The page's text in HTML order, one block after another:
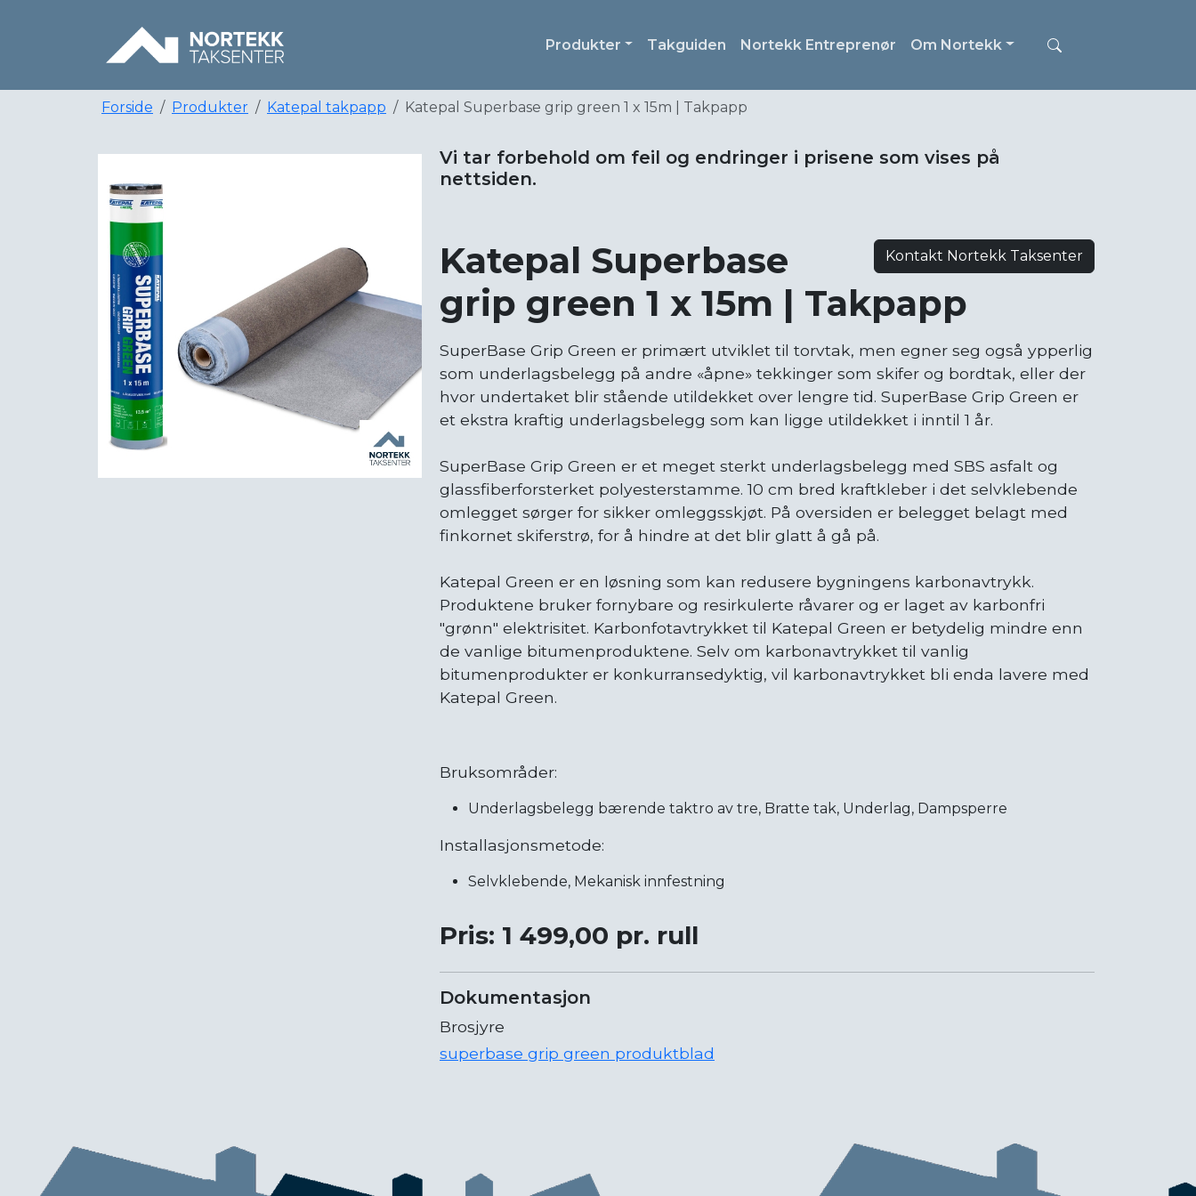
Produkter Takguiden Nortekk Entreprenør Om Nortekk
Forside Produkter Katepal takpapp Katepal Superbase grip green 1 x 15m | Takpapp
Vi tar forbehold om feil og endringer i prisene som vises på
nettsiden.
Kontakt Nortekk Taksenter
Katepal Superbase
grip green 1 x 15m | Takpapp
SuperBase Grip Green er primært utviklet til torvtak, men egner seg også ypperlig
som underlagsbelegg på andre «åpne» tekkinger som skifer og bordtak, eller der
hvor undertaket blir stående utildekket over lengre tid. SuperBase Grip Green er
et ekstra kraftig underlagsbelegg som kan ligge utildekket i inntil 1 år.
SuperBase Grip Green er et meget sterkt underlagsbelegg med SBS asfalt og
glassfiberforsterket polyesterstamme. 10 cm bred kraftkleber i det selvklebende
omlegget sørger for sikker omleggsskjøt. På oversiden er belegget belagt med
finkornet skiferstrø, for å hindre at det blir glatt å gå på.
Katepal Green er en løsning som kan redusere bygningens karbonavtrykk.
Produktene bruker fornybare og resirkulerte råvarer og er laget av karbonfri
"grønn" elektrisitet. Karbonfotavtrykket til Katepal Green er betydelig mindre enn
de vanlige bitumenproduktene. Selv om karbonavtrykket til vanlig
bitumenprodukter er konkurransedyktig, vil karbonavtrykket bli enda lavere med
Katepal Green.
Bruksområder:
Underlagsbelegg bærende taktro av tre, Bratte tak, Underlag, Dampsperre
Installasjonsmetode:
Selvklebende, Mekanisk innfestning
Pris: 1 499,00 pr. rull
Dokumentasjon
Brosjyre
superbase grip green produktblad